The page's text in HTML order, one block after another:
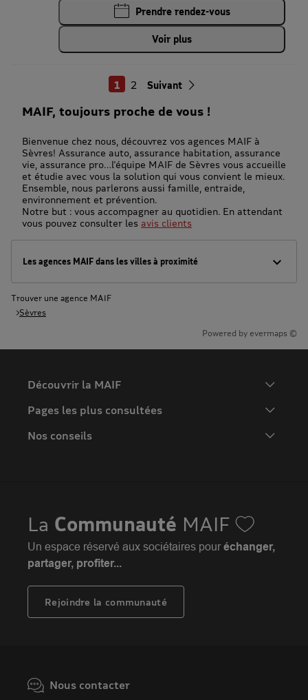
Prendre rendez-vous
Voir plus
1 2 Suivant
MAIF, toujours proche de vous !
Bienvenue chez nous, découvrez vos agences MAIF à
Sèvres! Assurance auto, assurance habitation, assurance
vie, assurance pro…l'équipe MAIF de Sèvres vous accueille
et étudie avec vous la solution qui vous convient le mieux.
Ensemble, nous parlerons aussi famille, entraide,
environnement et prévention.
Notre but : vous accompagner au quotidien. En attendant
vous pouvez consulter les avis clients
Les agences MAIF dans les villes à proximité
Trouver une agence MAIF
Sèvres
Powered by evermaps ©
Découvrir la MAIF
L'Entreprise
Espace presse
Portail API
Adhérer à la MAIF
MAIF Impact
Pages les plus consultées
Assurance auto
Assurance emprunteur
Assurance décès
Assurance vie
Plan d'épargne retraite (PER)
Nos conseils
Achat véhicule
Achat immobilier
Nos partenaires services
La Communauté MAIF
Un espace réservé aux sociétaires pouréchanger,
partager, profiter...
Rejoindre la communauté
Nous contacter